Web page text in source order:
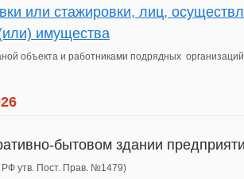
или стажировки, лиц,
имущества
объекта и работниками подрядных
бытовом здании
РФ утв. Пост. Прав. №1479)